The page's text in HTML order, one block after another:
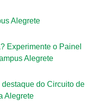
Alegrete
Experimente o Painel
Alegrete
do Circuito de
Alegrete